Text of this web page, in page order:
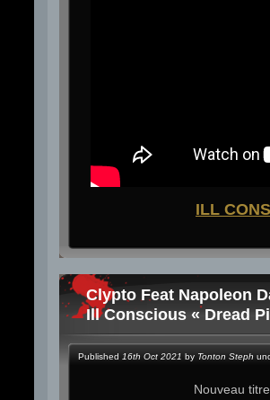
ILL
Clypto Feat Napoleon
Ill Conscious « Dread
Published 16th Oct 2021 by Tonton Steph
Nouveau